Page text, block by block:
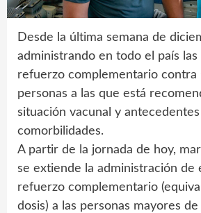
Desde la última semana de
administrando en todo el país las
refuerzo complementario contra
personas a las que está
situación vacunal y
comorbilidades.
A partir de la jornada de hoy,
se extiende la administración de
refuerzo complementario
dosis) a las personas mayores